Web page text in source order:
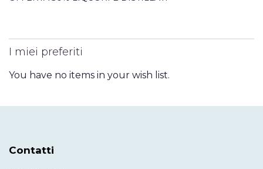
I miei preferiti
You have no items in your wish list.
Contatti